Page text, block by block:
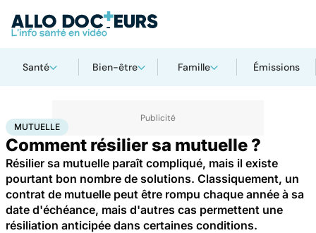
Santé Bien-être Famille Émissions
AccueilSanté Mutuelle
MUTUELLE
Comment résilier sa mutuelle ?
Résilier sa mutuelle paraît compliqué, mais il existe
pourtant bon nombre de solutions. Classiquement, un
contrat de mutuelle peut être rompu chaque année à sa
date d'échéance, mais d'autres cas permettent une
résiliation anticipée dans certaines conditions.